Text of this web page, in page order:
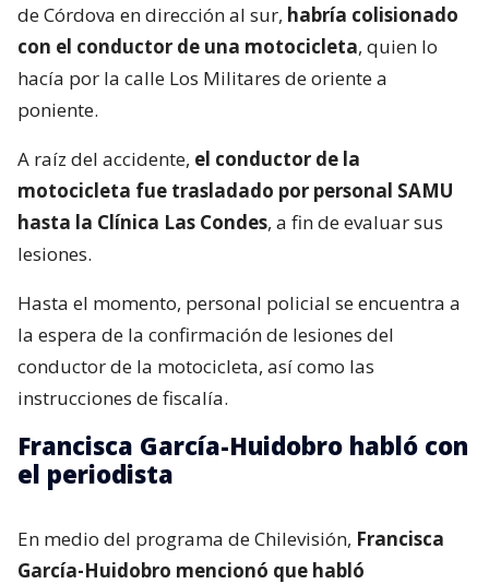
de Córdova en dirección al sur, habría colisionado
con el conductor de una motocicleta, quien lo
hacía por la calle Los Militares de oriente a
poniente.
A raíz del accidente, el conductor de la
motocicleta fue trasladado por personal SAMU
hasta la Clínica Las Condes, a fin de evaluar sus
lesiones.
Hasta el momento, personal policial se encuentra a
la espera de la confirmación de lesiones del
conductor de la motocicleta, así como las
instrucciones de fiscalía.
Francisca García-Huidobro habló con
el periodista
En medio del programa de Chilevisión, Francisca
García-Huidobro mencionó que habló